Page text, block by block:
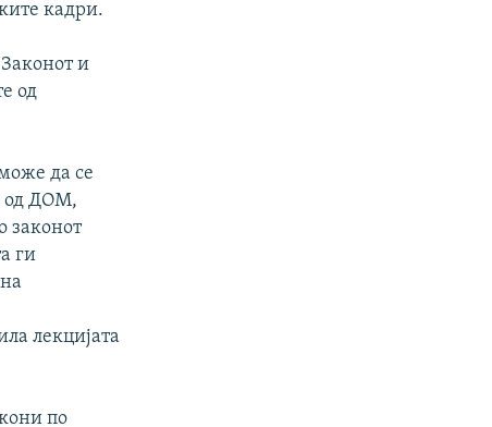
кадри.
и
од
да се
од ДОМ,
законот
ги
лекцијата
по